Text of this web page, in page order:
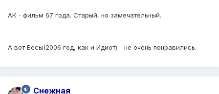
АК - фильм 67 года. Старый, но замечательный.
А вот Бесы(2006 год, как и Идиот) - не очень понравились.
Снежная